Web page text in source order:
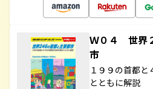
Ｗ０４ 世界
市
１９９の首都と
とともに解説